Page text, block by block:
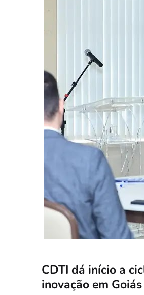
CDTI dá início a
inovação em Goiás